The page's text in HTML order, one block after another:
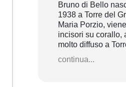
Bruno di Bello
1938 a Torre del
Maria Porzio,
incisori su corallo,
molto diffuso a
continua...